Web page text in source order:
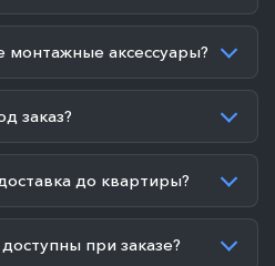
аксессуары?
заказ?
до квартиры?
при заказе?